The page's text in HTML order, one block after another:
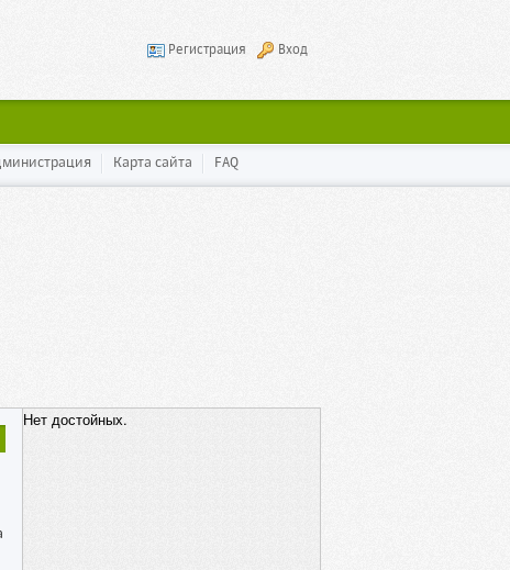
Регистрация Вход
Карта сайта FAQ
Нет достойных.